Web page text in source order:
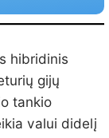
hibridinis
gijų
tankio
valui didelį